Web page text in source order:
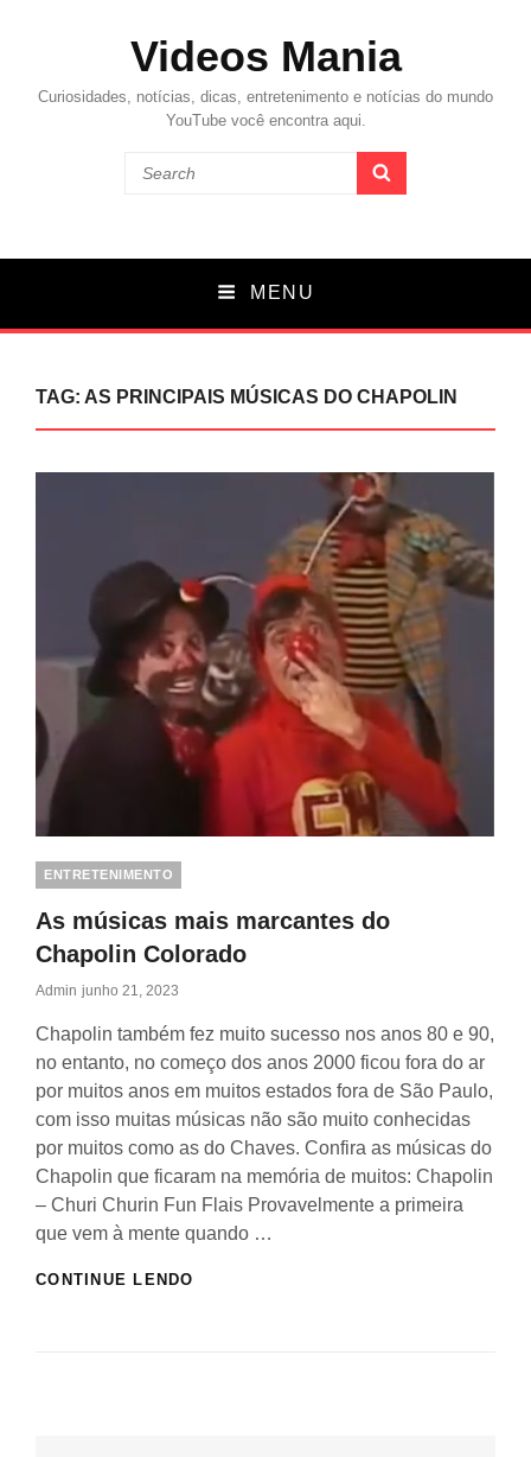
Videos Mania
Curiosidades, notícias, dicas, entretenimento e notícias do mundo
YouTube você encontra aqui.
Search
MENU
TAG: AS PRINCIPAIS MÚSICAS DO CHAPOLIN
Categories
ENTRETENIMENTO
As músicas mais marcantes do
Chapolin Colorado
Admin Posted
Junho 21, 2023
Chapolin também fez muito sucesso nos anos 80 e 90,
no entanto, no começo dos anos 2000 ficou fora do ar
por muitos anos em muitos estados fora de São Paulo,
com isso muitas músicas não são muito conhecidas
por muitos como as do Chaves. Confira as músicas do
Chapolin que ficaram na memória de muitos: Chapolin
– Churi Churin Fun Flais Provavelmente a primeira
que vem à mente quando …
CONTINUE LENDO